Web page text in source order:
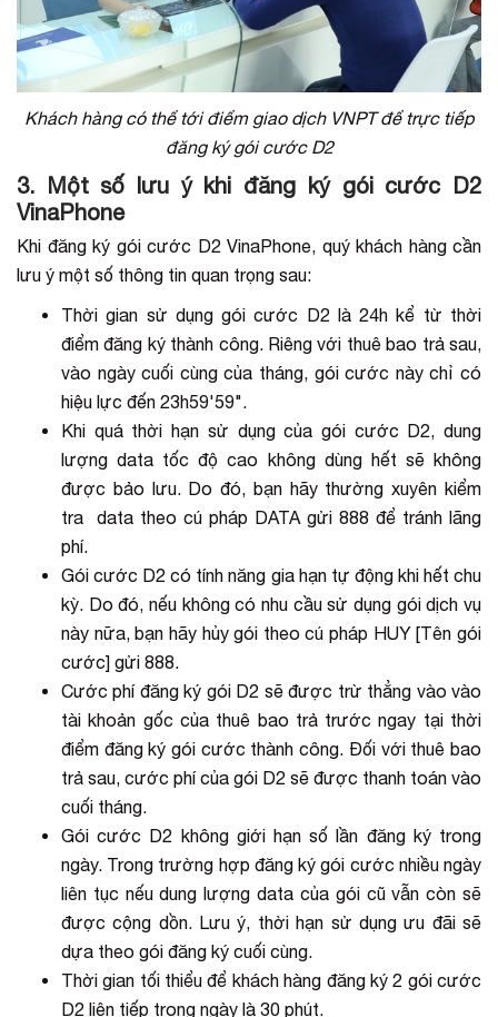
Khách hàng có thể tới điểm giao dịch VNPT để trực tiếp
đăng ký gói cước D2
3. Một số lưu ý khi đăng ký gói cước D2
VinaPhone
Khi đăng ký gói cước D2 VinaPhone, quý khách hàng cần
lưu ý một số thông tin quan trọng sau:
Thời gian sử dụng gói cước D2 là 24h kể từ thời
điểm đăng ký thành công. Riêng với thuê bao trả sau,
vào ngày cuối cùng của tháng, gói cước này chỉ có
hiệu lực đến 23h59'59".
Khi quá thời hạn sử dụng của gói cước D2, dung
lượng data tốc độ cao không dùng hết sẽ không
được bảo lưu. Do đó, bạn hãy thường xuyên kiểm
tra data theo cú pháp DATA gửi 888 để tránh lãng
phí.
Gói cước D2 có tính năng gia hạn tự động khi hết chu
kỳ. Do đó, nếu không có nhu cầu sử dụng gói dịch vụ
này nữa, bạn hãy hủy gói theo cú pháp HUY [Tên gói
cước] gửi 888.
Cước phí đăng ký gói D2 sẽ được trừ thẳng vào vào
tài khoản gốc của thuê bao trả trước ngay tại thời
điểm đăng ký gói cước thành công. Đối với thuê bao
trả sau, cước phí của gói D2 sẽ được thanh toán vào
cuối tháng.
Gói cước D2 không giới hạn số lần đăng ký trong
ngày. Trong trường hợp đăng ký gói cước nhiều ngày
liên tục nếu dung lượng data của gói cũ vẫn còn sẽ
được cộng dồn. Lưu ý, thời hạn sử dụng ưu đãi sẽ
dựa theo gói đăng ký cuối cùng.
Thời gian tối thiểu để khách hàng đăng ký 2 gói cước
D2 liên tiếp trong ngày là 30 phút.